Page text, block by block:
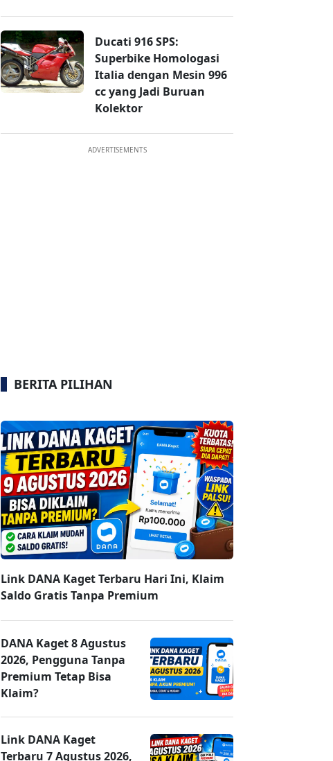
Ducati 916 SPS:
Superbike Homologasi
Italia dengan Mesin 996
cc yang Jadi Buruan
Kolektor
ADVERTISEMENTS
BERITA PILIHAN
Link DANA Kaget Terbaru Hari Ini, Klaim
Saldo Gratis Tanpa Premium
DANA Kaget 8 Agustus
2026, Pengguna Tanpa
Premium Tetap Bisa
Klaim?
Link DANA Kaget
Terbaru 7 Agustus 2026,